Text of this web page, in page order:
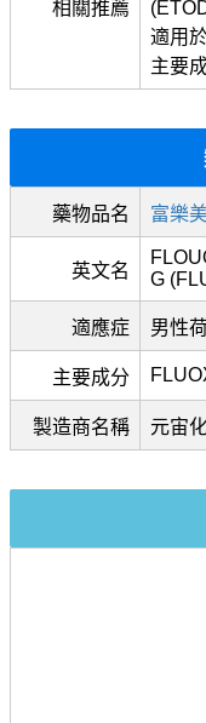
相關推薦
適用
主要
藥物品名 富樂
英文名
G
適應症 男性
主要成分
製造商名稱 元宙